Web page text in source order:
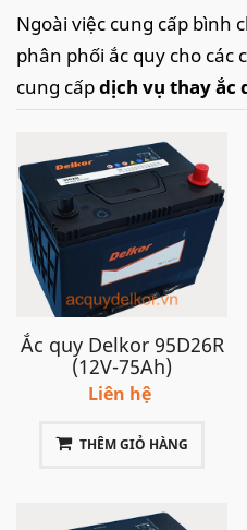
Ngoài việc cung cấp bình
phân phối ắc quy cho các
cung cấpdịch vụ thay ắc
khắp các tỉnh thành tại
Hoá, Ninh Bình, thành
Hải Phòng.. với tốc độ
vụ chuyên nghiệp, chắc
khách
Lexus ES350 sử dụng ắc quy
580A, ắc quy thay thế loại
Ắc quy Delkor 95D26R
(12V-75Ah)
Liên hệ
THÊM GIỎ HÀNG